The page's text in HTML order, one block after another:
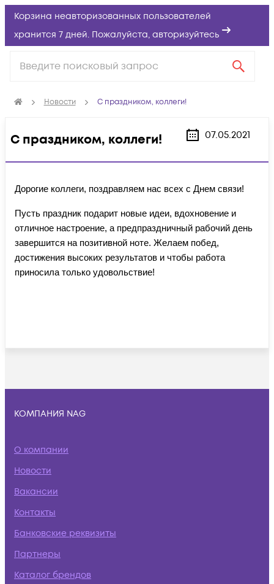
Корзина неавторизованных пользователей
хранится 7 дней. Пожалуйста, авторизуйтесь
Новости С праздником, коллеги!
С праздником, коллеги! 07.05.2021
Дорогие коллеги, поздравляем нас всех с Днем связи!
Пусть праздник подарит новые идеи, вдохновение и
отличное настроение, а предпраздничный рабочий день
завершится на позитивной ноте. Желаем побед,
достижения высоких результатов и чтобы работа
приносила только удовольствие!
КОМПАНИЯ NAG
О компании
Новости
Вакансии
Контакты
Банковские реквизиты
Партнеры
Каталог брендов